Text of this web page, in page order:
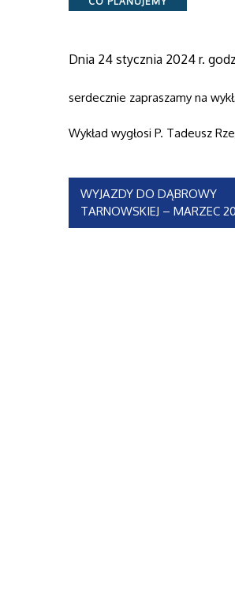
Dnia 24 stycznia 2024 r.
serdecznie zapraszamy na
Wykład wygłosi P. Tadeusz
Nawigacja
wpisu
WYJAZDY DO DĄBROWY
TARNOWSKIEJ – MARZEC